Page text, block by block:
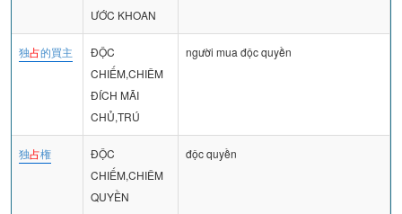
ƯỚC KHOAN
独占的買主
ĐỘC
CHIẾM,CHIÊM
ĐÍCH MÃI
CHỦ,TRÚ
người mua độc quyền
独占権
ĐỘC
CHIẾM,CHIÊM
QUYỀN
độc quyền